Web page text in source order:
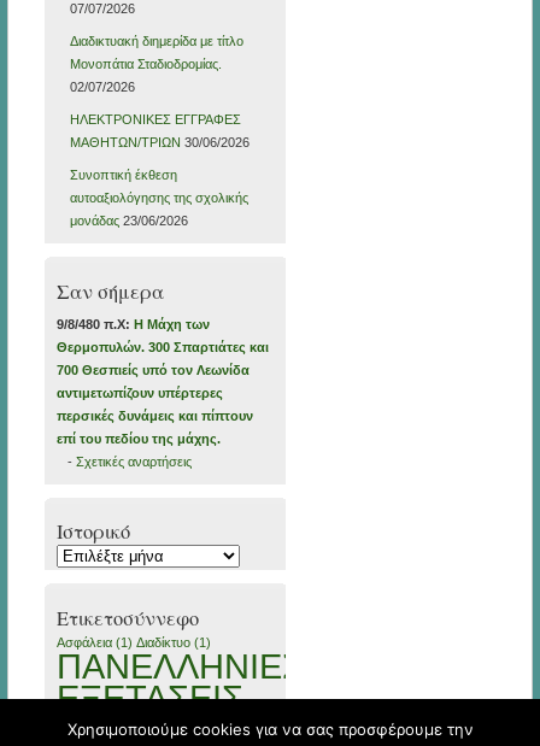
07/07/2026
Διαδικτυακή διημερίδα με τίτλο
Μονοπάτια Σταδιοδρομίας.
02/07/2026
ΗΛΕΚΤΡΟΝΙΚΕΣ ΕΓΓΡΑΦΕΣ
ΜΑΘΗΤΩΝ/ΤΡΙΩΝ 30/06/2026
Συνοπτική έκθεση
αυτοαξιολόγησης της σχολικής
μονάδας 23/06/2026
Σαν σήμερα
9/8/480 π.Χ: Η Μάχη των
Θερμοπυλών. 300 Σπαρτιάτες και
700 Θεσπιείς υπό τον Λεωνίδα
αντιμετωπίζουν υπέρτερες
περσικές δυνάμεις και πίπτουν
επί του πεδίου της μάχης.
- Σχετικές αναρτήσεις
Ιστορικό
Ιστορικό
Ετικετοσύννεφο
Ασφάλεια(1) Διαδίκτυο(1)
ΠΑΝΕΛΛΗΝΙΕΣ
ΕΞΕΤΑΣΕΙΣ
(2) Πρόγραμμα_26/10/2020(1)
Χρησιμοποιούμε cookies για να σας προσφέρουμε την